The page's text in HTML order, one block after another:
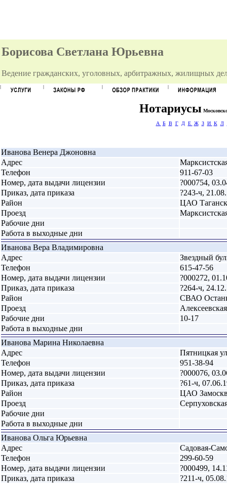
Борисова Светлана Юрьевна
Ведение гражданских, уголовных, арбитражных, жилищных
Нотариусы
А Б В Г Д Е Ж З И К Л
Иванова Венера Джоновна
Адрес
Телефон
911-67-03
Номер, дата выдачи лицензии
?000754,
Приказ, дата приказа
?243-ч,
Район
ЦАО
Проезд
Рабочие дни
Работа в выходные дни
Иванова Вера Владимировна
Адрес
Звездный
Телефон
615-47-56
Номер, дата выдачи лицензии
?000272,
Приказ, дата приказа
?264-ч,
Район
СВАО
Проезд
Алексеевская
Рабочие дни
10-17
Работа в выходные дни
Иванова Марина Николаевна
Адрес
Пятницкая
Телефон
951-38-94
Номер, дата выдачи лицензии
?000076,
Приказ, дата приказа
?61-ч,
Район
ЦАО
Проезд
Рабочие дни
Работа в выходные дни
Иванова Ольга Юрьевна
Адрес
Садовая-
Телефон
299-60-59
Номер, дата выдачи лицензии
?000499,
Приказ, дата приказа
?211-ч,